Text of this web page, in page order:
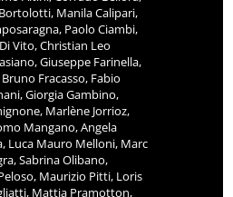
Manila Calipari,
Paolo Ciambi,
Vito, Christian Leo
Giuseppe Farinella,
Fracasso, Fabio
Giorgia Gambino,
Marlène Jorrioz,
Mangano, Angela
Luca Mauro Melloni, Marc
Sabrina Olibano,
Maurizio Pitti, Loris
Mattia Pramotton,